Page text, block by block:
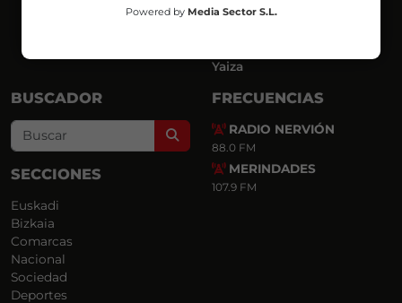
Miguel Ángel
Yaiza
BUSCADOR
Search
SECCIONES
Euskadi
Bizkaia
Comarcas
Nacional
Sociedad
Deportes
FRECUENCIAS
RADIO NERVIÓN
88.0 FM
MERINDADES
107.9 FM
Powered by Media Sector S.L.